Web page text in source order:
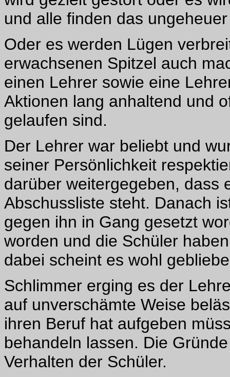
und alle finden das
Oder es werden Lügen
erwachsenen Spitzel auch
einen Lehrer sowie eine
Aktionen lang anhaltend und
gelaufen sind.
Der Lehrer war beliebt und
seiner Persönlichkeit
darüber weitergegeben, dass
Abschussliste steht. Danach
gegen ihn in Gang gesetzt
worden und die Schüler
dabei scheint es wohl
Schlimmer erging es der
auf unverschämte Weise
ihren Beruf hat aufgeben
behandeln lassen. Die
Verhalten der Schüler.